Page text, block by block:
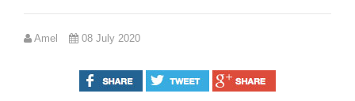
Amel 08 July 2020